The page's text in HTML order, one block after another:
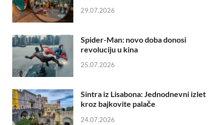
29.07.2026
Spider-Man: novo doba donosi
revoluciju u kina
25.07.2026
Sintra iz Lisabona: Jednodnevni izlet
kroz bajkovite palače
24.07.2026